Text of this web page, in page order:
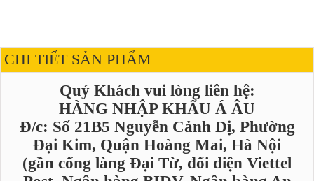
CHI TIẾT SẢN PHẨM
Quý Khách vui lòng liên hệ:
HÀNG NHẬP KHẨU Á ÂU
Đ/c: Số 21B5 Nguyễn Cảnh Dị, Phường
Đại Kim, Quận Hoàng Mai, Hà Nội
(gần cổng làng Đại Từ, đối diện Viettel